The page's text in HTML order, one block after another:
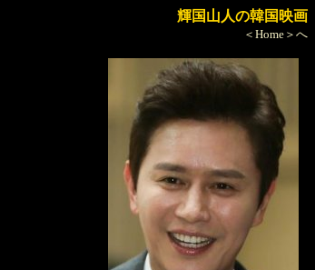
輝国山人の韓国映画
＜Home＞へ